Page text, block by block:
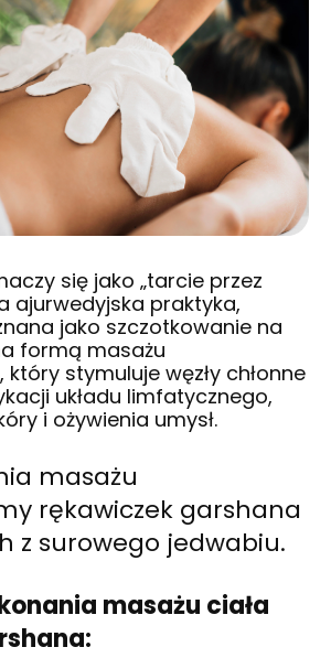
się jako „tarcie przez
ajurwedyjska praktyka,
jako szczotkowanie na
formą masażu
stymuluje węzły chłonne
układu limfatycznego,
i ożywienia umysł.
masażu
rękawiczek garshana
z surowego jedwabiu.
masażu ciała